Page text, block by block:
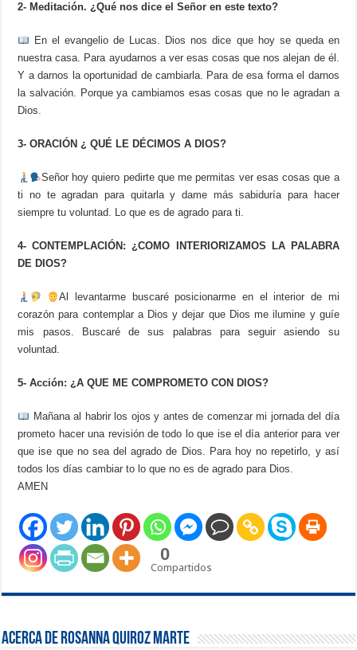
2- Meditación. ¿Qué nos dice el Señor en este texto?
En el evangelio de Lucas. Dios nos dice que hoy se queda en
nuestra casa. Para ayudarnos a ver esas cosas que nos alejan de él.
Y a darnos la oportunidad de cambiarla. Para de esa forma el darnos
la salvación. Porque ya cambiamos esas cosas que no le agradan a
Dios.
3- ORACIÓN ¿ QUÉ LE DÉCIMOS A DIOS?
Señor hoy quiero pedirte que me permitas ver esas cosas que a
ti no te agradan para quitarla y dame más sabiduría para hacer
siempre tu voluntad. Lo que es de agrado para ti.
4- CONTEMPLACIÓN: ¿COMO INTERIORIZAMOS LA PALABRA
DE DIOS?
Al levantarme buscaré posicionarme en el interior de mi
corazón para contemplar a Dios y dejar que Dios me ilumine y guíe
mis pasos. Buscaré de sus palabras para seguir asiendo su
voluntad.
5- Acción: ¿A QUE ME COMPROMETO CON DIOS?
Mañana al habrir los ojos y antes de comenzar mi jornada del día
prometo hacer una revisión de todo lo que ise el día anterior para ver
que ise que no sea del agrado de Dios. Para hoy no repetirlo, y así
todos los días cambiar to lo que no es de agrado para Dios.
AMEN
0
Compartidos
Acerca de Rosanna Quiroz Marte